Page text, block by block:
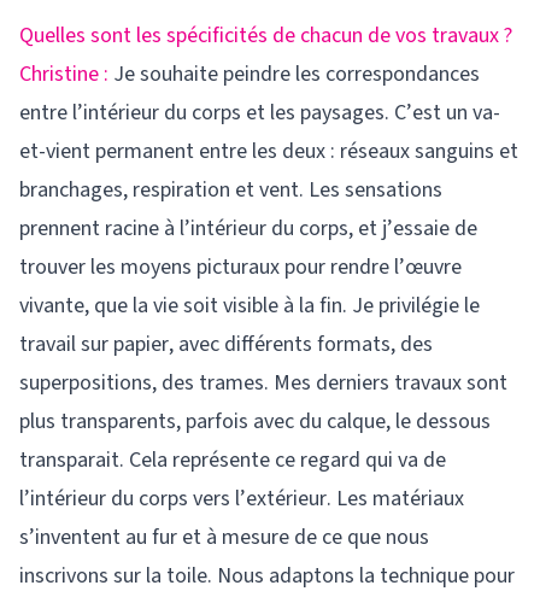
Quelles sont les spécificités de chacun de vos travaux ?
Christine : Je souhaite peindre les correspondances
entre l’intérieur du corps et les paysages. C’est un va-
et-vient permanent entre les deux : réseaux sanguins et
branchages, respiration et vent. Les sensations
prennent racine à l’intérieur du corps, et j’essaie de
trouver les moyens picturaux pour rendre l’œuvre
vivante, que la vie soit visible à la fin. Je privilégie le
travail sur papier, avec différents formats, des
superpositions, des trames. Mes derniers travaux sont
plus transparents, parfois avec du calque, le dessous
transparait. Cela représente ce regard qui va de
l’intérieur du corps vers l’extérieur. Les matériaux
s’inventent au fur et à mesure de ce que nous
inscrivons sur la toile. Nous adaptons la technique pour